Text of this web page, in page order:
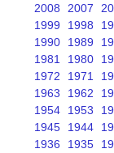
2008
2007
1999
1998
1990
1989
1981
1980
1972
1971
1963
1962
1954
1953
1945
1944
1936
1935